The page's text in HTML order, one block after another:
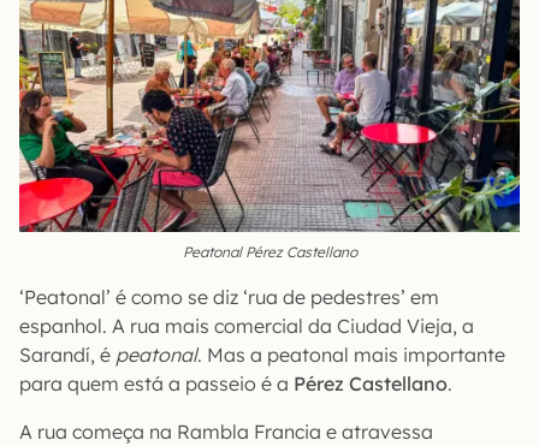
Peatonal Pérez Castellano
‘Peatonal’ é como se diz ‘rua de pedestres’ em
espanhol. A rua mais comercial da Ciudad Vieja, a
Sarandí, é peatonal. Mas a peatonal mais importante
para quem está a passeio é a Pérez Castellano.
A rua começa na Rambla Francia e atravessa